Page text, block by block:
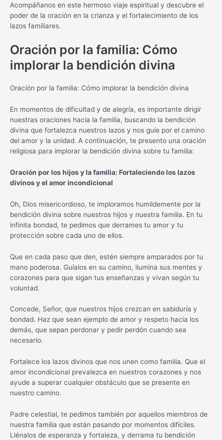
Acompáñanos en este hermoso viaje espiritual y descubre el
poder de la oración en la crianza y el fortalecimiento de los
lazos familiares.
Oración por la familia: Cómo
implorar la bendición divina
Oración por la familia: Cómo implorar la bendición divina
En momentos de dificultad y de alegría, es importante dirigir
nuestras oraciones hacia la familia, buscando la bendición
divina que fortalezca nuestros lazos y nos guíe por el camino
del amor y la unidad. A continuación, te presento una oración
religiosa para implorar la bendición divina sobre tu familia:
Oración por los hijos y la familia: Fortaleciendo los lazos
divinos y el amor incondicional
Oh, Dios misericordioso, te imploramos humildemente por la
bendición divina sobre nuestros hijos y nuestra familia. En tu
infinita bondad, te pedimos que derrames tu amor y tu
protección sobre cada uno de ellos.
Que en cada paso que den, estén siempre amparados por tu
mano poderosa. Guíalos en su camino, ilumina sus mentes y
corazones para que sigan tus enseñanzas y vivan según tu
voluntad.
Concede, Señor, que nuestros hijos crezcan en sabiduría y
bondad. Haz que sean ejemplo de amor y respeto hacia los
demás, que sepan perdonar y pedir perdón cuando sea
necesario.
Fortalece los lazos divinos que nos unen como familia. Que el
amor incondicional prevalezca en nuestros corazones y nos
ayude a superar cualquier obstáculo que se presente en
nuestro camino.
Padre celestial, te pedimos también por aquellos miembros de
nuestra familia que están pasando por momentos difíciles.
Llénalos de esperanza y fortaleza, y derrama tu bendición